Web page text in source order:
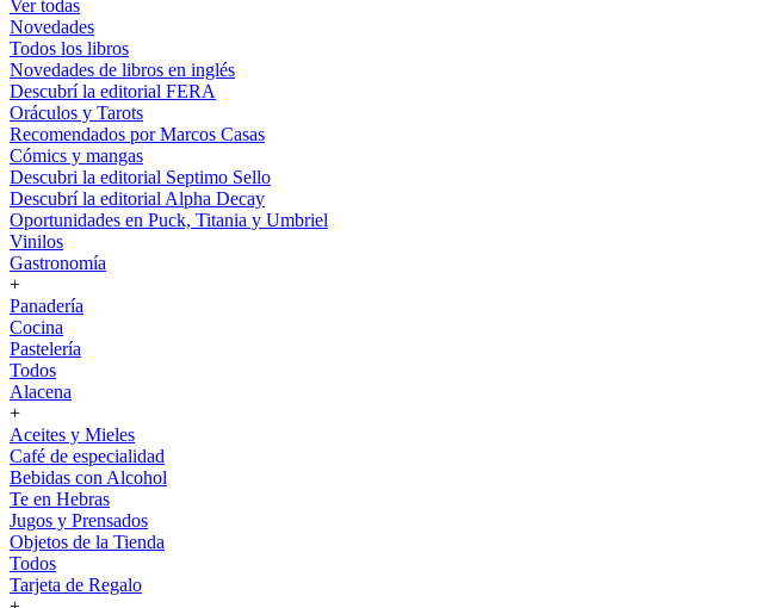
Ver todas
Novedades
Todos los libros
Novedades de libros en inglés
Descubrí la editorial FERA
Oráculos y Tarots
Recomendados por Marcos Casas
Cómics y mangas
Descubri la editorial Septimo Sello
Descubrí la editorial Alpha Decay
Oportunidades en Puck, Titania y Umbriel
Vinilos
Gastronomía
+
Panadería
Cocina
Pastelería
Todos
Alacena
+
Aceites y Mieles
Café de especialidad
Bebidas con Alcohol
Te en Hebras
Jugos y Prensados
Objetos de la Tienda
Todos
Tarjeta de Regalo